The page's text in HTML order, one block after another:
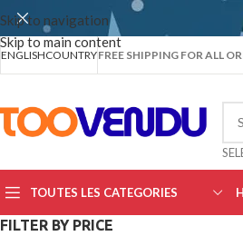
Skip to navigation
Skip to main content
ENGLISHCOUNTRYFREE SHIPPING FOR ALL
TOUTES LES CATEGORIES
FILTER BY PRICE